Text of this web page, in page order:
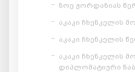
ნოე ჟორდანიას
აკაკი ჩხენკელის
აკაკი ჩხენკელის
აკაკი ჩხენკელის
დიპლომატიური